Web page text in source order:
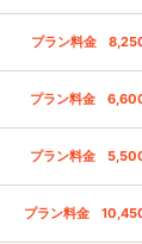
プラン料金
プラン料金
プラン料金
プラン料金